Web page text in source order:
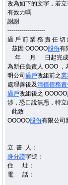
改為如下的文字，若
有效力嗎
謝謝
-------------------
過 戶 前 業 務 責 任 切
茲因 OOOOO股份有
年 月 日起完成
為新任負責人 OOO ，
明公司 過戶改組前之業
處理善後及清償債務
過戶改組後之 OOOOO
涉，恐口說無憑，特立
此致
OOOOO股份有限公司
立 書 人： （
身分證字號：
住 址：
電 話：